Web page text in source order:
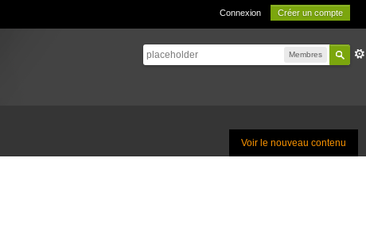
Connexion Créer un compte
Membres
Voir le nouveau contenu